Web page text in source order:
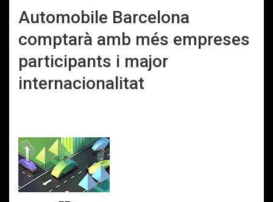
Automobile Barcelona
comptarà amb més empreses
participants i major
internacionalitat